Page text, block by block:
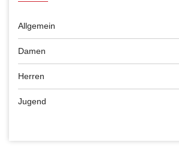
Allgemein
Damen
Herren
Jugend